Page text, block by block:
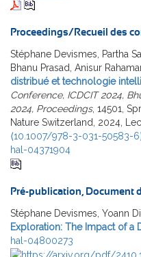
Proceedings/Recueil des
Stéphane Devismes, Partha
Bhanu Prasad, Anisur
distribué et technologie
Conference, ICDCIT 2024,
2024, Proceedings, 14501,
Nature Switzerland, 2024,
⟨10.1007/978-3-031-50583-
hal-04371904
Pré-publication, Document
Stéphane Devismes, Yoann
Exploration: The Impact of a
hal-04800273